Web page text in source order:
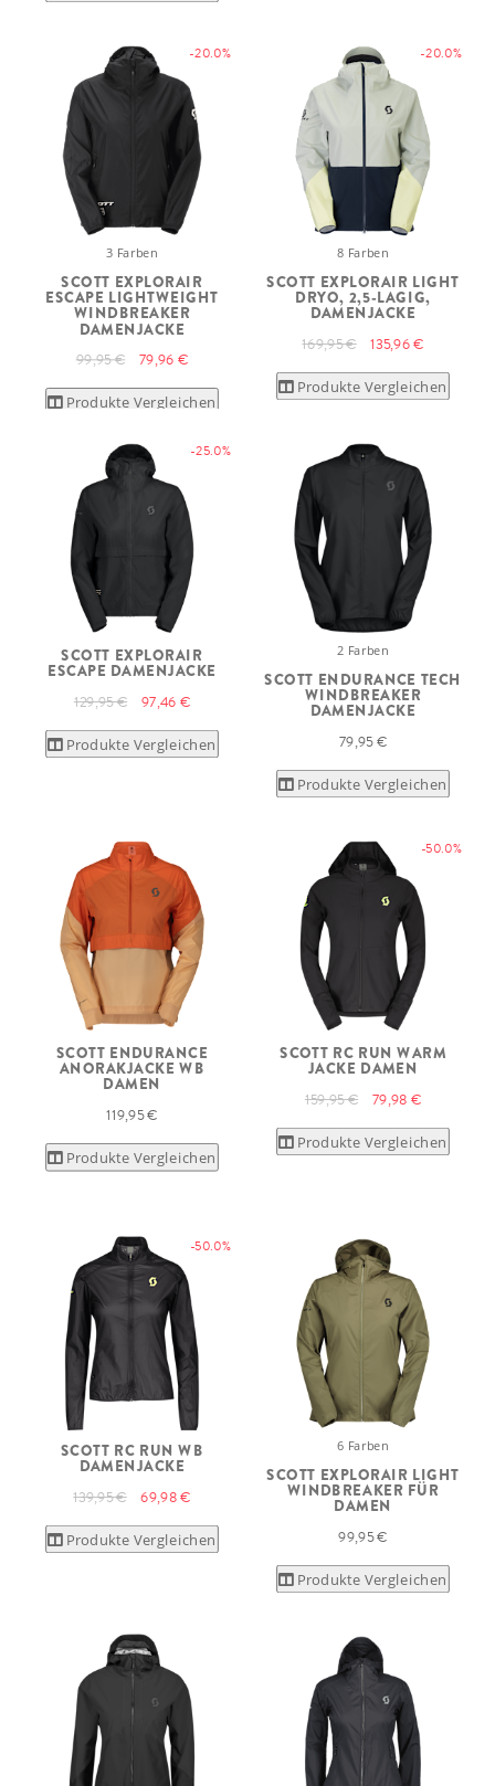
-20.0%
3 Farben
SCOTT EXPLORAIR
ESCAPE LIGHTWEIGHT
WINDBREAKER
DAMENJACKE
99,95 € 79,96 €
Produkte Vergleichen
-20.0%
8 Farben
SCOTT EXPLORAIR LIGHT
DRYO, 2,5-LAGIG,
DAMENJACKE
169,95 € 135,96 €
Produkte Vergleichen
-25.0%
SCOTT EXPLORAIR
ESCAPE DAMENJACKE
129,95 € 97,46 €
Produkte Vergleichen
2 Farben
SCOTT ENDURANCE TECH
WINDBREAKER
DAMENJACKE
79,95 €
Produkte Vergleichen
SCOTT ENDURANCE
ANORAKJACKE WB
DAMEN
119,95 €
Produkte Vergleichen
-50.0%
SCOTT RC RUN WARM
JACKE DAMEN
159,95 € 79,98 €
Produkte Vergleichen
-50.0%
SCOTT RC RUN WB
DAMENJACKE
139,95 € 69,98 €
Produkte Vergleichen
6 Farben
SCOTT EXPLORAIR LIGHT
WINDBREAKER FÜR
DAMEN
99,95 €
Produkte Vergleichen